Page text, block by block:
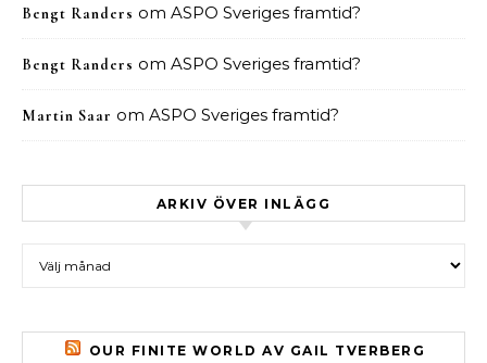
Bengt Randers om ASPO Sveriges framtid?
Bengt Randers om ASPO Sveriges framtid?
Martin Saar om ASPO Sveriges framtid?
ARKIV ÖVER INLÄGG
OUR FINITE WORLD AV GAIL TVERBERG